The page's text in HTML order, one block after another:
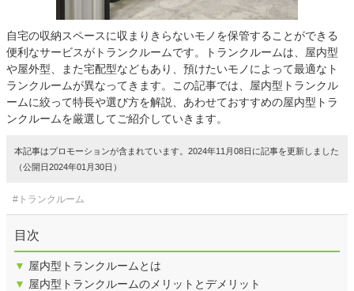
自宅の収納スペースに収まりきらないモノを保管することができる
便利なサービスがトランクルームです。トランクルームは、屋内型
や屋外型、また宅配型などもあり、預けたいモノによって最適なト
ランクルームが異なってきます。この記事では、屋内型トランクル
ームに絞って特長や選び方を解説、あわせておすすめの屋内型トラ
ンクルームを厳選してご紹介していきます。
本記事はプロモーションが含まれています。2024年11月08日に記事を更新しました
（公開日2024年01月30日）
#トランクルーム
目次
▼ 屋内型トランクルームとは
▼ 屋内型トランクルームのメリットとデメリット